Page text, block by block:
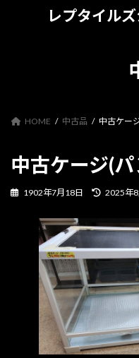
レプタイル
HOME 中古品 中古ケー
中古ケージ(
1902年7月18日
最
新
日
時
2025年